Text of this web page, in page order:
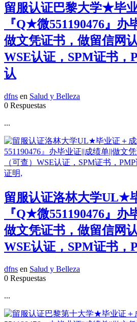
留服认证巴黎大学★毕
『Q★微551190476』办
做文凭证书，做留信网
WSE认证，SPM证书，
认
dfns en Salud y Belleza
0 Respuestas
...
留服认证洛林大学UL★
『Q★微551190476』办
做文凭证书，做留信网
WSE认证，SPM证书，
dfns en Salud y Belleza
0 Respuestas
...